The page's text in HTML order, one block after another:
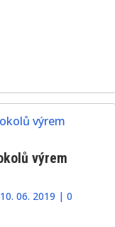
výrem
10. 06. 2019 | 0